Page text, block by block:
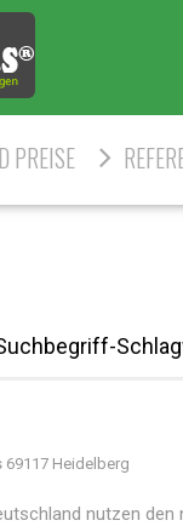
PREISE
69117 Heidelberg
nutzen